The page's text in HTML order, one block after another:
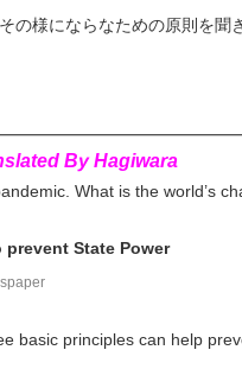
の様にならなための原則を聞
By Hagiwara
What is the world’s
State Power
basic principles can help